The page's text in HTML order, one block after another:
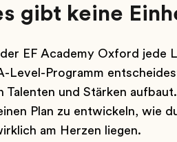
gibt keine
EF Academy Oxford jede
Level-Programm
und Stärken
Plan zu entwickeln, wie
am Herzen liegen.